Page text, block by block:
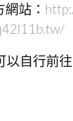
站：
自行前往